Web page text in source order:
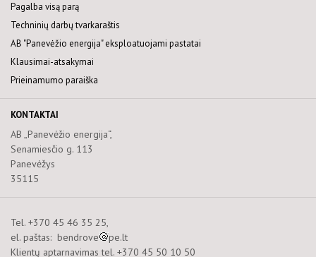
Pagalba visą parą
Techninių darbų tvarkaraštis
AB "Panevėžio energija" eksploatuojami pastatai
Klausimai-atsakymai
Prieinamumo paraiška
KONTAKTAI
AB „Panevėžio energija“,
Senamiesčio g. 113
Panevėžys
35115
Tel. +370 45 46 35 25,
el. paštas: bendrove
pe.lt
Klientų aptarnavimas tel. +370 45 50 10 50